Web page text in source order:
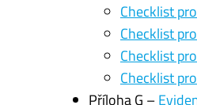
Checklist
Checklist
Checklist
Checklist
Příloha G –